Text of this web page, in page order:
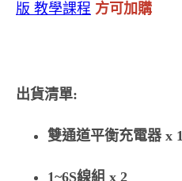
版 教學課程 方可加購
出貨清單:
雙通道平衡充電器 x 1
1~6S線組 x 2